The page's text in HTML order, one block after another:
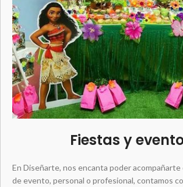
Fiestas y
En Diseñarte, nos encanta poder
de evento, personal o profesional, contamos